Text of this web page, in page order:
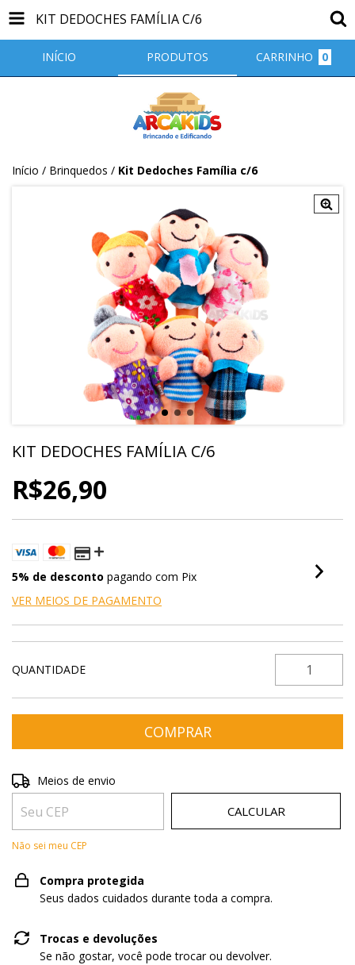
KIT DEDOCHES FAMÍLIA C/6
INÍCIO PRODUTOS CARRINHO 0
Início / Brinquedos / Kit Dedoches Família c/6
KIT DEDOCHES FAMÍLIA C/6
R$26,90
5% de desconto pagando com Pix
VER MEIOS DE PAGAMENTO
QUANTIDADE
Entregas para o CEP:
Meios de envio
CALCULAR
Não sei meu CEP
Compra protegida
Seus dados cuidados durante toda a compra.
Trocas e devoluções
Se não gostar, você pode trocar ou devolver.